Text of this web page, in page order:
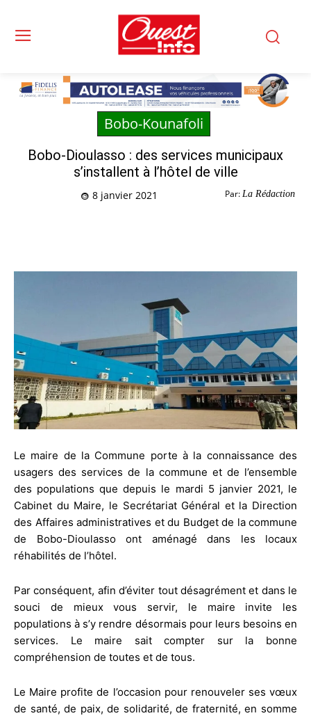
Bobo-Kounafoli
Bobo-Dioulasso : des services municipaux
s’installent à l’hôtel de ville
Par: La Rédaction
8 janvier 2021
Le maire de la Commune porte à la connaissance des
usagers des services de la commune et de l’ensemble
des populations que depuis le mardi 5 janvier 2021, le
Cabinet du Maire, le Secrétariat Général et la Direction
des Affaires administratives et du Budget de la commune
de Bobo-Dioulasso ont aménagé dans les locaux
réhabilités de l’hôtel.
Par conséquent, afin d’éviter tout désagrément et dans le
souci de mieux vous servir, le maire invite les
populations à s’y rendre désormais pour leurs besoins en
services. Le maire sait compter sur la bonne
compréhension de toutes et de tous.
Le Maire profite de l’occasion pour renouveler ses vœux
de santé, de paix, de solidarité, de fraternité, en somme